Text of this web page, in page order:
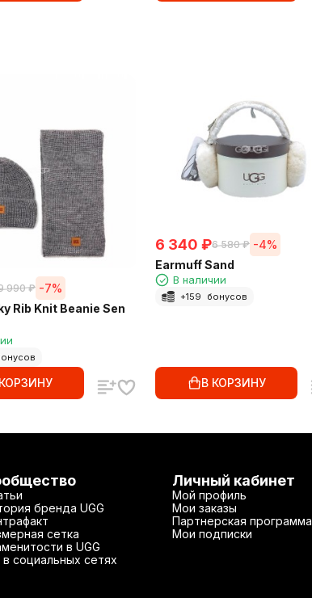
990 ₽ -7%
Rib Knit Beanie Sen
6 340 ₽6 580 ₽ -4%
Earmuff Sand
В наличии
+159 бонусов
В КОРЗИНУ
бренда UGG
сетка
в UGG
социальных сетях
Личный кабинет
Мой профиль
Мои заказы
Партнерская программа
Мои подписки